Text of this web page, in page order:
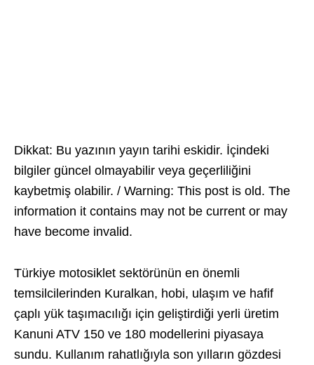
Dikkat: Bu yazının yayın tarihi eskidir. İçindeki
bilgiler güncel olmayabilir veya geçerliliğini
kaybetmiş olabilir. / Warning: This post is old. The
information it contains may not be current or may
have become invalid.
Türkiye motosiklet sektörünün en önemli
temsilcilerinden Kuralkan, hobi, ulaşım ve hafif
çaplı yük taşımacılığı için geliştirdiği yerli üretim
Kanuni ATV 150 ve 180 modellerini piyasaya
sundu. Kullanım rahatlığıyla son yılların gözdesi